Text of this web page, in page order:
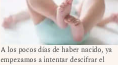
A los pocos días de haber nacido, ya
empezamos a intentar descifrar el